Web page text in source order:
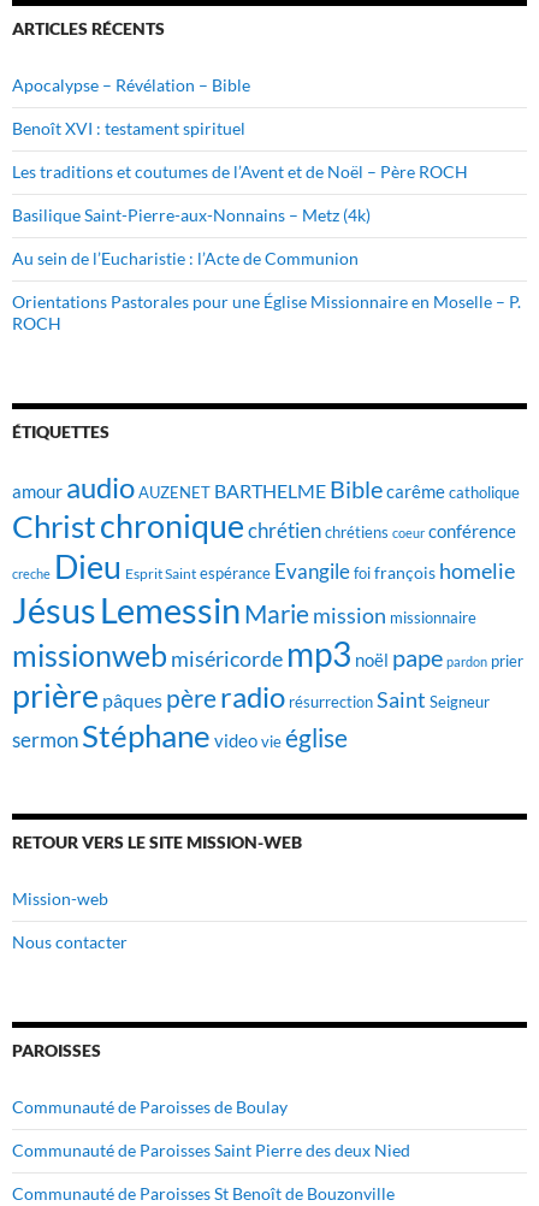
ARTICLES RÉCENTS
Apocalypse – Révélation – Bible
Benoît XVI : testament spirituel
Les traditions et coutumes de l’Avent et de Noël – Père ROCH
Basilique Saint-Pierre-aux-Nonnains – Metz (4k)
Au sein de l’Eucharistie : l’Acte de Communion
Orientations Pastorales pour une Église Missionnaire en Moselle – P.
ROCH
ÉTIQUETTES
amour audioAUZENET BARTHELME Biblecarêmecatholique
Christchronique chrétienchrétiens coeur conférence
creche Dieu Esprit Saint espérance Evangilefoifrançois homelie
JésusLemessinMariemission missionnaire
missionweb miséricorde mp3 noël pape pardon prier
prière pâques pèreradio résurrectionSaint Seigneur
sermon Stéphane videovieéglise
RETOUR VERS LE SITE MISSION-WEB
Mission-web
Nous contacter
PAROISSES
Communauté de Paroisses de Boulay
Communauté de Paroisses Saint Pierre des deux Nied
Communauté de Paroisses St Benoît de Bouzonville